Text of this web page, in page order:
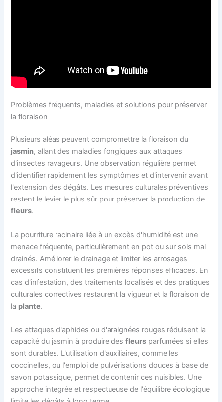
Problèmes fréquents, maladies et solutions pour préserver
la floraison
Plusieurs aléas peuvent compromettre la floraison du
jasmin, allant des maladies fongiques aux attaques
d'insectes ravageurs. Une observation régulière permet
d'identifier rapidement les symptômes et d'intervenir avant
l'extension des dégâts. Les mesures culturales préventives
restent le levier le plus sûr pour préserver la production de
fleurs.
La pourriture racinaire liée à un excès d'humidité est une
menace fréquente, particulièrement en pot ou sur sols mal
drainés. Améliorer le drainage et limiter les arrosages
excessifs constituent les premières réponses efficaces. En
cas d'infestation, des traitements localisés et des pratiques
culturales correctives restaurent la vigueur et la floraison de
la plante.
Les attaques d'aphides ou d'araignées rouges réduisent la
capacité du jasmin à produire desfleurs parfumées si elles
sont durables. L'utilisation d'auxiliaires, comme les
coccinelles, ou l'emploi de pulvérisations douces à base de
savon potassique, permet de contenir ces nuisibles. Une
approche intégrée et respectueuse de l'équilibre écologique